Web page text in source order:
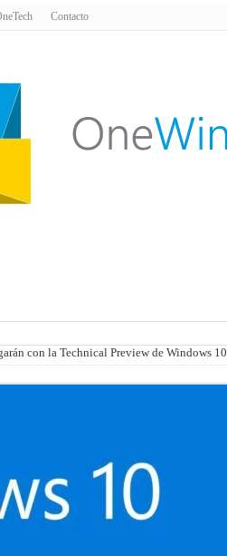
Contacto
con la Technical Preview de Windows 10